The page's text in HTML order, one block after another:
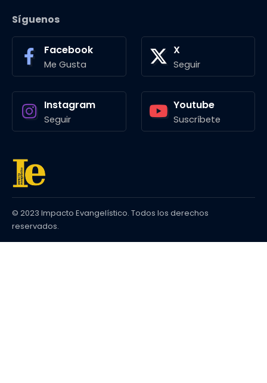
Síguenos
Facebook
Me Gusta
X
Seguir
Instagram
Seguir
Youtube
Suscríbete
© 2023 Impacto Evangelístico. Todos los derechos
reservados.